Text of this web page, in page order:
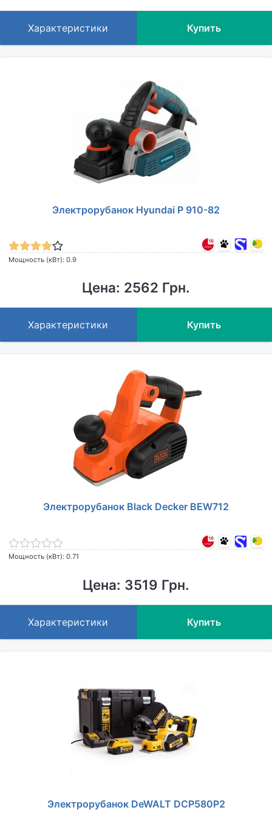
Характеристики Купить
Электрорубанок Hyundai P 910-82
Мощность (кВт): 0.9
Цена: 2562 Грн.
Характеристики Купить
Электрорубанок Black Decker BEW712
Мощность (кВт): 0.71
Цена: 3519 Грн.
Характеристики Купить
Электрорубанок DeWALT DCP580P2